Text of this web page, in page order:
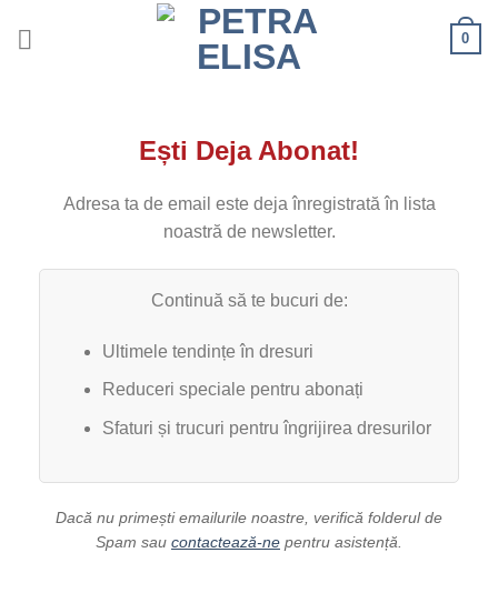
0
Ești Deja Abonat!
Adresa ta de email este deja înregistrată în lista
noastră de newsletter.
Continuă să te bucuri de:
Ultimele tendințe în dresuri
Reduceri speciale pentru abonați
Sfaturi și trucuri pentru îngrijirea dresurilor
Dacă nu primești emailurile noastre, verifică folderul de
Spam sau contactează-ne pentru asistență.